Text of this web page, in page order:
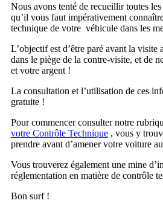
Nous avons tenté de recueillir toutes
qu’il vous faut impérativement
technique de votre véhicule dans les
L’objectif est d’être paré avant la visite
dans le piège de la contre-visite, et de
et votre argent !
La consultation et l’utilisation de ces
gratuite !
Pour commencer consulter notre
votre Contrôle Technique, vous y
prendre avant d’amener votre voiture
Vous trouverez également une mine
réglementation en matière de contrôle
Bon surf !